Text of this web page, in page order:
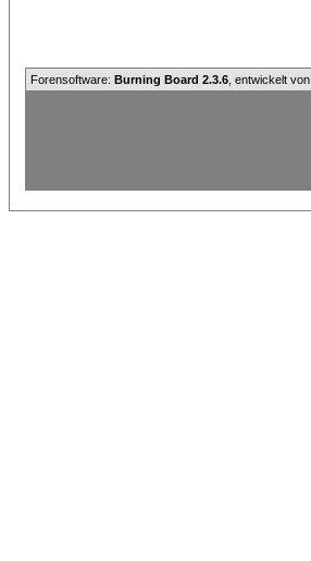
Forensoftware: Burning Board 2.3.6 , entwickelt von